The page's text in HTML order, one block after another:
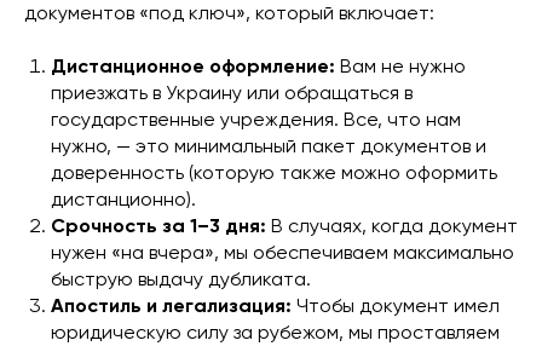
документов «под ключ», который включает:
Дистанционное оформление: Вам не нужно
приезжать в Украину или обращаться в
государственные учреждения. Все, что нам
нужно, — это минимальный пакет документов и
доверенность (которую также можно оформить
дистанционно).
Срочность за 1–3 дня: В случаях, когда документ
нужен «на вчера», мы обеспечиваем максимально
быструю выдачу дубликата.
Апостиль и легализация: Чтобы документ имел
юридическую силу за рубежом, мы проставляем